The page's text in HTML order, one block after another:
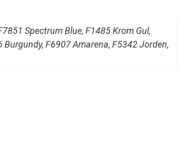
Spectrum Blue, F1485 Krom Gul,
F6907 Amarena, F5342 Jorden,